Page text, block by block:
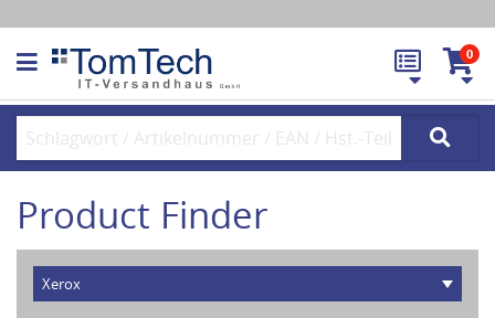
0
Product Finder